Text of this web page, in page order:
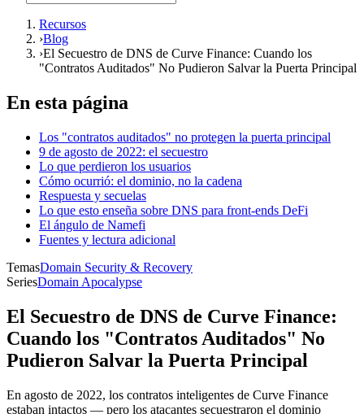
Recursos
›Blog
›El Secuestro de DNS de Curve Finance: Cuando los
"Contratos Auditados" No Pudieron Salvar la Puerta Principal
En esta página
Los "contratos auditados" no protegen la puerta principal
9 de agosto de 2022: el secuestro
Lo que perdieron los usuarios
Cómo ocurrió: el dominio, no la cadena
Respuesta y secuelas
Lo que esto enseña sobre DNS para front-ends DeFi
El ángulo de Namefi
Fuentes y lectura adicional
TemasDomain Security & Recovery
SeriesDomain Apocalypse
El Secuestro de DNS de Curve Finance:
Cuando los "Contratos Auditados" No
Pudieron Salvar la Puerta Principal
En agosto de 2022, los contratos inteligentes de Curve Finance
estaban intactos — pero los atacantes secuestraron el dominio